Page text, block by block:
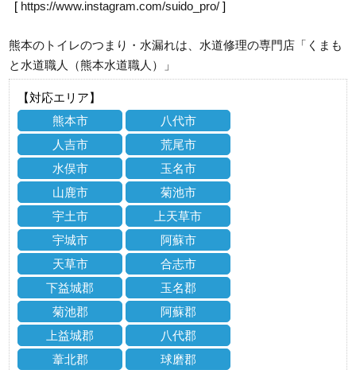
[ https://www.instagram.com/suido_pro/ ]
熊本のトイレのつまり・水漏れは、水道修理の専門店「くまも
と水道職人（熊本水道職人）」
【対応エリア】
熊本市
八代市
人吉市
荒尾市
水俣市
玉名市
山鹿市
菊池市
宇土市
上天草市
宇城市
阿蘇市
天草市
合志市
下益城郡
玉名郡
菊池郡
阿蘇郡
上益城郡
八代郡
葦北郡
球磨郡